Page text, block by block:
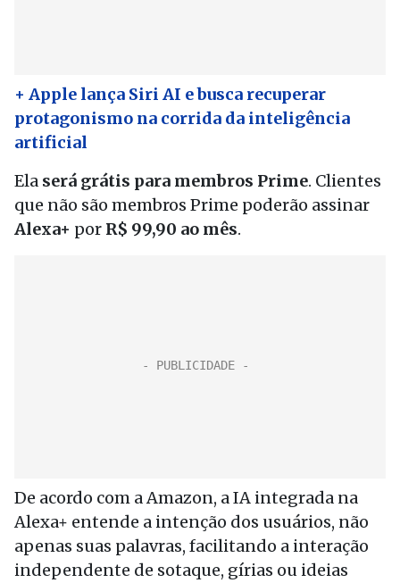
+ Apple lança Siri AI e busca recuperar
protagonismo na corrida da inteligência
artificial
Ela será grátis para membros Prime. Clientes
que não são membros Prime poderão assinar
Alexa+ por R$ 99,90 ao mês.
De acordo com a Amazon, a IA integrada na
Alexa+ entende a intenção dos usuários, não
apenas suas palavras, facilitando a interação
independente de sotaque, gírias ou ideias